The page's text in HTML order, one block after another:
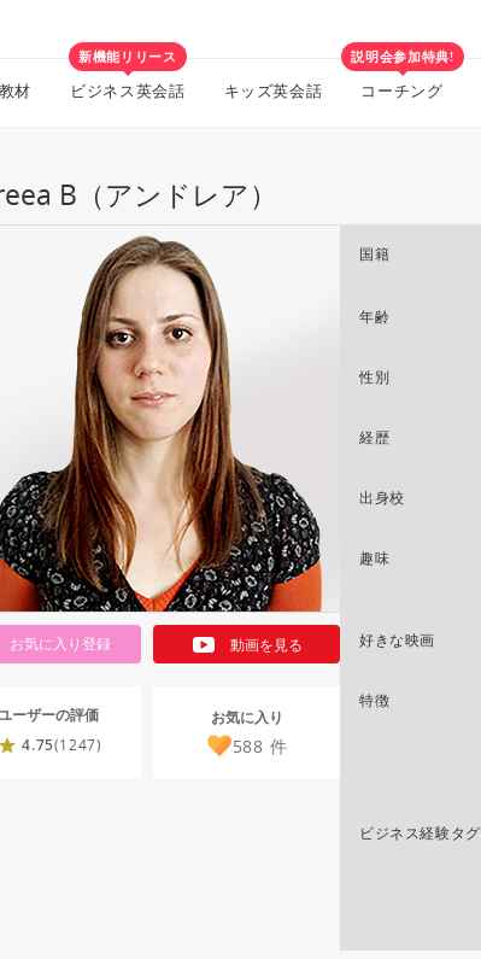
材
新機能リリース
ビジネス英会話 キッズ英会話
説明会参加特典!
コーチング
B（アンドレア）
お気に入り登録 動画を見る
ーザーの評価
4.75(1247)
お気に入り
588 件
国籍
年齢
性別
経歴
出身校
趣味
好きな映画
特徴
ビジネス経験タグ